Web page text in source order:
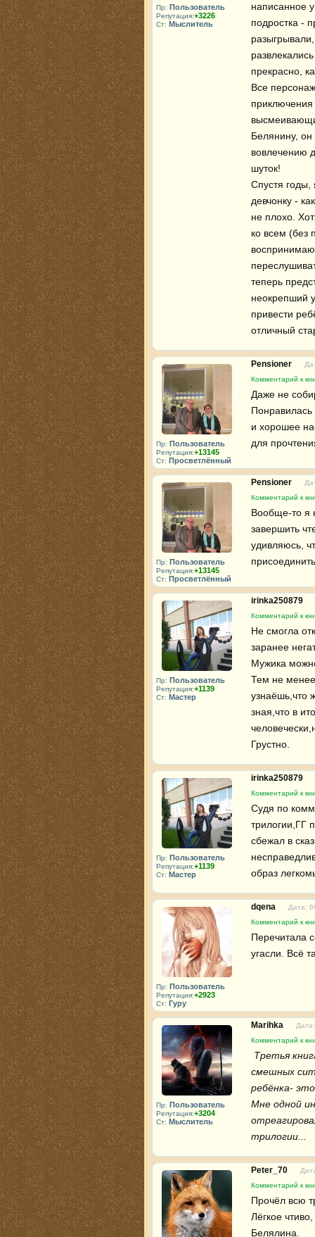
Пр: Пользователь
Репутация:+3226
Ст: Мыслитель
написанное
подростка -
прекрасно,
Все
Белянину, он
вовлечению
шуток!
Спустя
девчонку -
не плохо.
ко всем (без
теперь
неокрепший
привести
отличный
Пр: Пользователь
Репутация:+13145
Ст: Просветлённый
Pensioner
Комментарий к
Даже не
Понравилась
и хорошее
для
Пр: Пользователь
Репутация:+13145
Ст: Просветлённый
Pensioner
Комментарий к
Вообще-то я
завершить
удивляюсь,
Пр: Пользователь
Репутация:+1139
Ст: Мастер
irinka250879
Комментарий к
Не смогла
заранее
Мужика
Тем не менее
узнаёшь,что
зная,что в
Грустно.
Пр: Пользователь
Репутация:+1139
Ст: Мастер
irinka250879
Комментарий к
Судя по
трилогии,ГГ
сбежал в
образ
Пр: Пользователь
Репутация:+2923
Ст: Гуру
dqena
Дата:
Комментарий к
Перечитала
угасли. Всё
Пр: Пользователь
Репутация:+3204
Ст: Мыслитель
Marihka
Комментарий к
смешных
ребёнка-
Мне одной
трилогии...
Peter_70
Комментарий к
Прочёл всю
Лёгкое
Белялина.